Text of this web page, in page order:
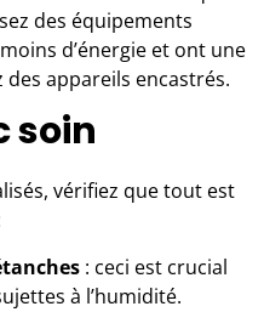
des équipements
d’énergie et ont une
appareils encastrés.
soin
vérifiez que tout est
: ceci est crucial
à l’humidité.